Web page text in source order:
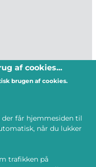
direkte på
af cookies...
brugen af cookies.
der får hjemmesiden til
når du lukker
trafikken på